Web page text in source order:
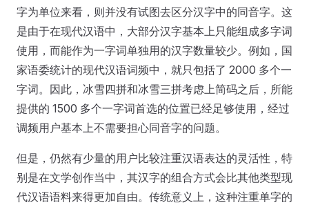
字为单位来看，则并没有试图去区分汉字中的同音字。这
是由于在现代汉语中，大部分汉字基本上只能组成多字词
使用，而能作为一字词单独用的汉字数量较少。例如，国
家语委统计的现代汉语词频中，就只包括了 2000 多个一
字词。因此，冰雪四拼和冰雪三拼考虑上简码之后，所能
提供的 1500 多个一字词首选的位置已经足够使用，经过
调频用户基本上不需要担心同音字的问题。
但是，仍然有少量的用户比较注重汉语表达的灵活性，特
别是在文学创作当中，其汉字的组合方式会比其他类型现
代汉语语料来得更加自由。传统意义上，这种注重单字的